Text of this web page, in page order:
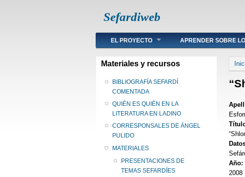
Sefardiweb
Main menu
EL PROYECTO APRENDER SOBRE
Materiales y recursos
BIBLIOGRAFÍA SEFARDÍ
COMENTADA
QUIÉN ES QUIÉN EN LA
LITERATURA EN LADINO
CORRESPONSALES DE ÁNGEL
PULIDO
MATERIALES
PRESENTACIONES DE
TEMAS SEFARDÍES
Año:
2008